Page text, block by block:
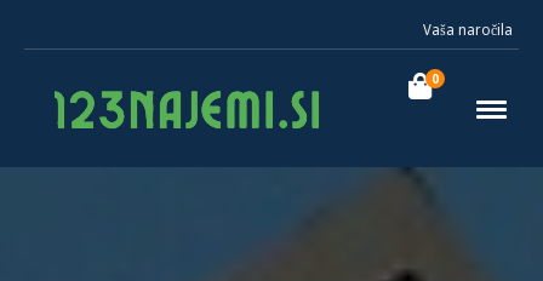
Vaša naročila
0